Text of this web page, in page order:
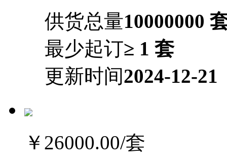
供货总量10000000
最少起订≥ 1 套
更新时间2024-12-21
￥26000.00/套